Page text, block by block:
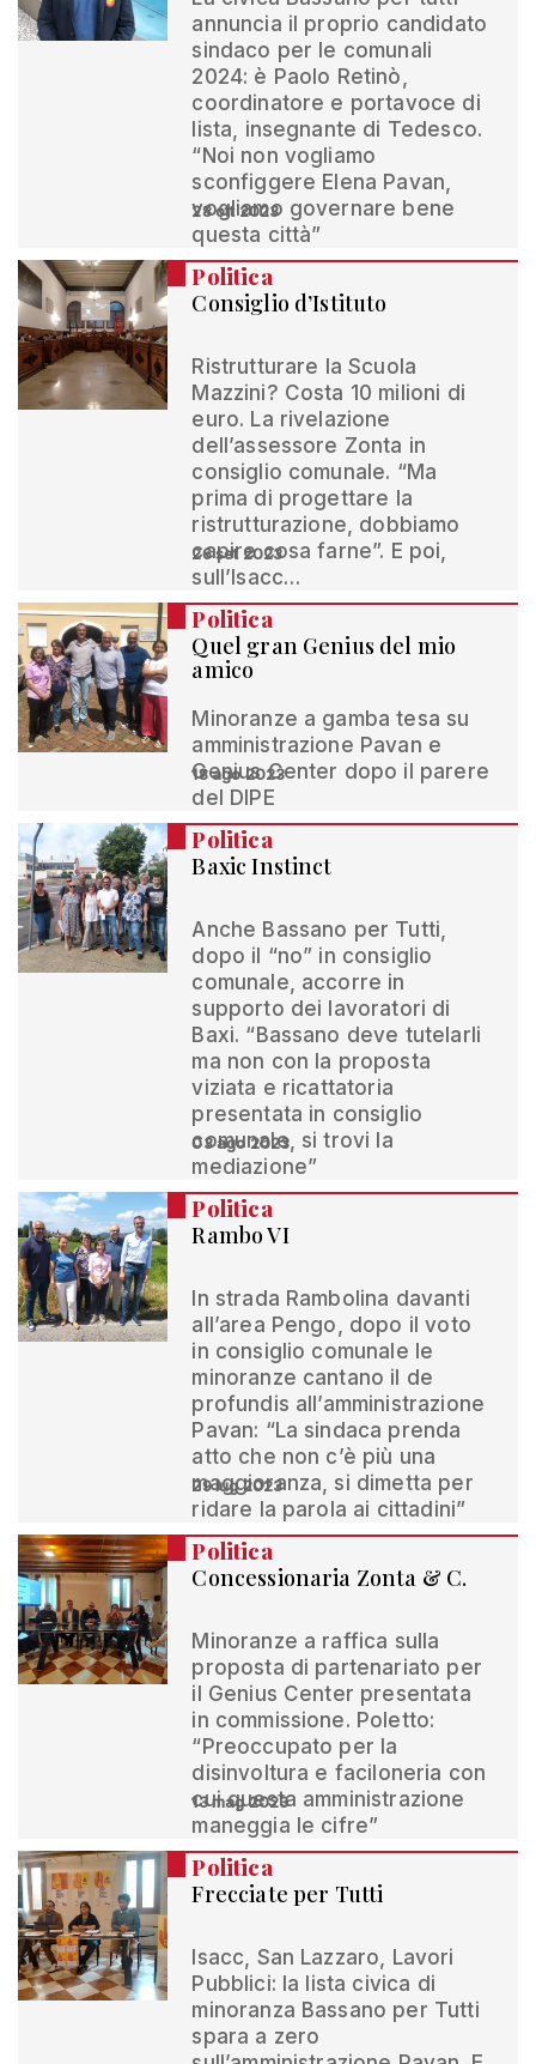
annuncia il proprio candidato
sindaco per le comunali
2024: è Paolo Retinò,
coordinatore e portavoce di
lista, insegnante di Tedesco.
“Noi non vogliamo
sconfiggere Elena Pavan,
vogliamo governare bene
questa città”
28 ott 2023
Politica
Consiglio d’Istituto
Ristrutturare la Scuola
Mazzini? Costa 10 milioni di
euro. La rivelazione
dell’assessore Zonta in
consiglio comunale. “Ma
prima di progettare la
ristrutturazione, dobbiamo
capire cosa farne”. E poi,
sull’Isacc…
26 set 2023
Politica
Quel gran Genius del mio
amico
Minoranze a gamba tesa su
amministrazione Pavan e
Genius Center dopo il parere
del DIPE
18 ago 2023
Politica
Baxic Instinct
Anche Bassano per Tutti,
dopo il “no” in consiglio
comunale, accorre in
supporto dei lavoratori di
Baxi. “Bassano deve tutelarli
ma non con la proposta
viziata e ricattatoria
presentata in consiglio
comunale, si trovi la
mediazione”
03 ago 2023
Politica
Rambo VI
In strada Rambolina davanti
all’area Pengo, dopo il voto
in consiglio comunale le
minoranze cantano il de
profundis all’amministrazione
Pavan: “La sindaca prenda
atto che non c’è più una
maggioranza, si dimetta per
ridare la parola ai cittadini”
29 lug 2023
Politica
Concessionaria Zonta & C.
Minoranze a raffica sulla
proposta di partenariato per
il Genius Center presentata
in commissione. Poletto:
“Preoccupato per la
disinvoltura e faciloneria con
cui questa amministrazione
maneggia le cifre”
13 mag 2023
Politica
Frecciate per Tutti
Isacc, San Lazzaro, Lavori
Pubblici: la lista civica di
minoranza Bassano per Tutti
spara a zero